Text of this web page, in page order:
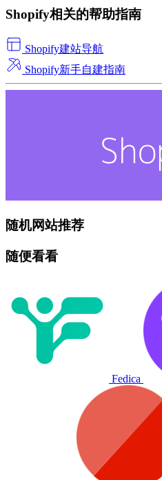
Shopify相关的帮助指南
Shopify建站导航
Shopify新手自建指南
随机网站推荐
随便看看
Fedica